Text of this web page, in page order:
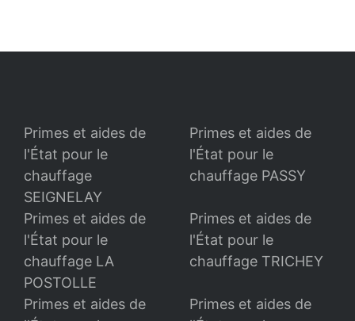
Primes et aides de
l'État pour le
chauffage
SEIGNELAY
Primes et aides de
l'État pour le
chauffage PASSY
Primes et aides de
l'État pour le
chauffage LA
POSTOLLE
Primes et aides de
l'État pour le
chauffage TRICHEY
Primes et aides de
Primes et aides de